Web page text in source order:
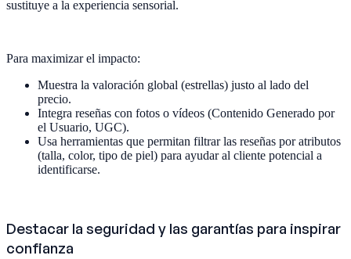
sustituye a la experiencia sensorial.
Para maximizar el impacto:
Muestra la valoración global (estrellas) justo al lado del
precio.
Integra reseñas con fotos o vídeos (Contenido Generado por
el Usuario, UGC).
Usa herramientas que permitan filtrar las reseñas por atributos
(talla, color, tipo de piel) para ayudar al cliente potencial a
identificarse.
Destacar la seguridad y las garantías para inspirar
confianza